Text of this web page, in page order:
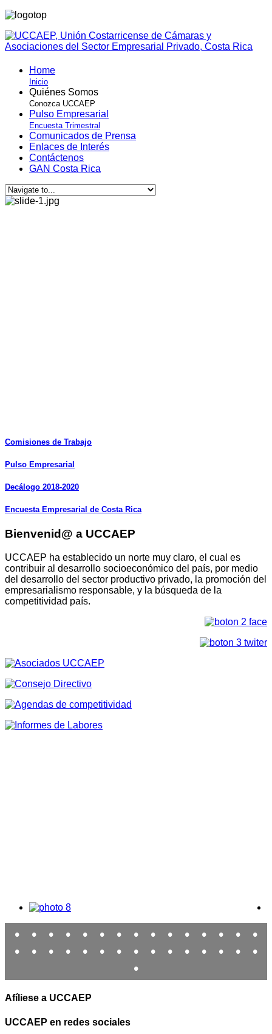
Home
Inicio
Quiénes Somos
Conozca UCCAEP
Pulso Empresarial
Encuesta Trimestral
Comunicados de Prensa
Enlaces de Interés
Contáctenos
GAN Costa Rica
Comisiones de Trabajo
Pulso Empresarial
Decálogo 2018-2020
Encuesta Empresarial de Costa Rica
Bienvenid@ a UCCAEP
UCCAEP ha establecido un norte muy claro, el cual es
contribuir al desarrollo socioeconómico del país, por medio
del desarrollo del sector productivo privado, la promoción del
empresarialismo responsable, y la búsqueda de la
competitividad país.
• • • • • • • • • • • • • •
•
•
• • • • • • • • • • • • •
•
•
Afíliese a UCCAEP
UCCAEP en redes sociales